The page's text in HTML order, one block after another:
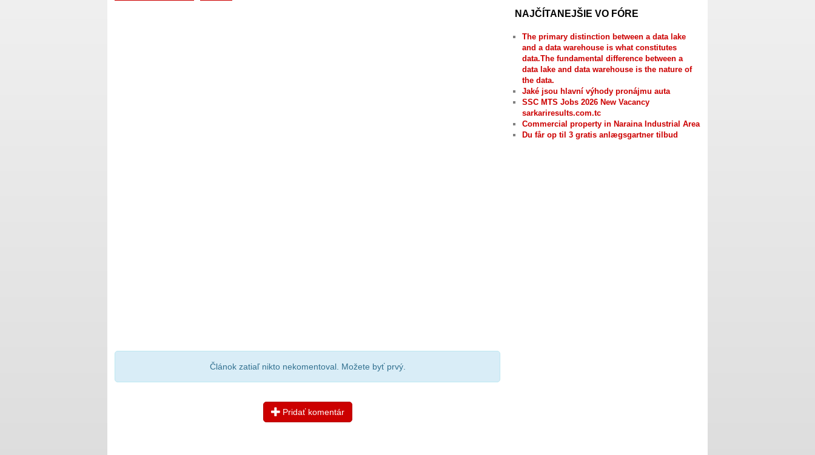
Článok zatiaľ nikto nekomentoval. Možete byť prvý.
Pridať komentár
NAJČÍTANEJŠIE VO FÓRE
The primary distinction between a data lake
and a data warehouse is what constitutes
data.The fundamental difference between a
data lake and data warehouse is the nature of
the data.
Jaké jsou hlavní výhody pronájmu auta
SSC MTS Jobs 2026 New Vacancy
sarkariresults.com.tc
Commercial property in Naraina Industrial Area
Du får op til 3 gratis anlægsgartner tilbud